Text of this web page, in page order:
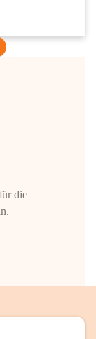
die